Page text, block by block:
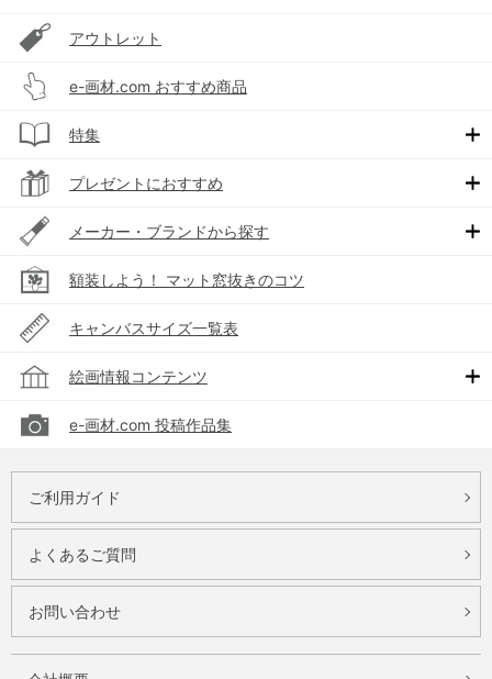
アウトレット
e-画材.com おすすめ商品
特集
プレゼントにおすすめ
メーカー・ブランドから探す
額装しよう！ マット窓抜きのコツ
キャンバスサイズ一覧表
絵画情報コンテンツ
e-画材.com 投稿作品集
ご利用ガイド
よくあるご質問
お問い合わせ